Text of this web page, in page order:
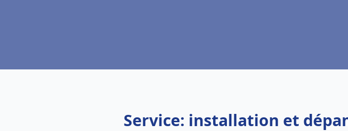
Service: installation et